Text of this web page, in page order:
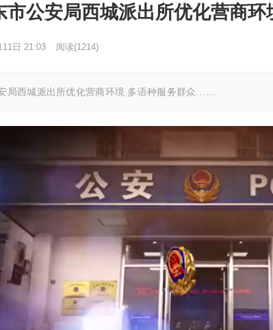
市公安局西城派出所优化营商
11日 21:03 阅读(1214)
局西城派出所优化营商环境 多语种服务群众……